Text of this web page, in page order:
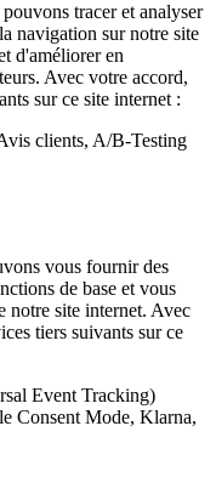
tracer et analyser
navigation sur notre site
d'améliorer en
Avec votre accord,
sur ce site internet :
clients, A/B-Testing
vous fournir des
de base et vous
notre site internet. Avec
tiers suivants sur ce
Event Tracking)
Consent Mode, Klarna,